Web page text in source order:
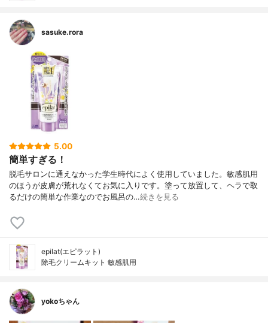
sasuke.rora
5.00
簡単すぎる！
脱毛サロンに通えなかった学生時代によく使用していました。敏感肌用
のほうが皮膚が荒れなくてお気に入りです。塗って放置して、ヘラで取
るだけの簡単な作業なのでお風呂の…続きを見る
epilat(エピラット)
除毛クリームキット 敏感肌用
yokoちゃん